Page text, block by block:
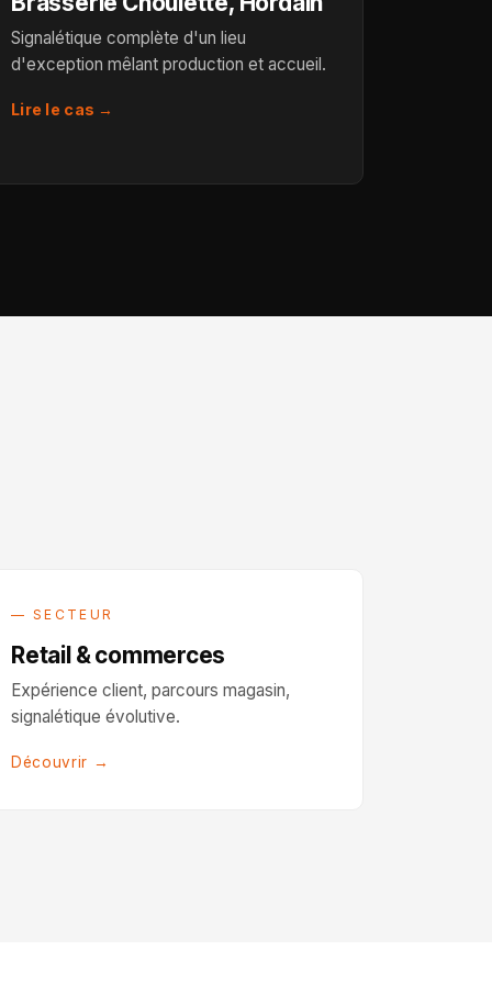
Signalétique complète d'un lieu
d'exception mêlant production et accueil.
Lire le cas →
— SECTEUR
Retail & commerces
Expérience client, parcours magasin,
signalétique évolutive.
Découvrir →